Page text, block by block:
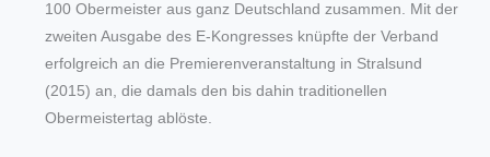
100 Obermeister aus ganz Deutschland zusammen. Mit der
zweiten Ausgabe des E-Kongresses knüpfte der Verband
erfolgreich an die Premierenveranstaltung in Stralsund
(2015) an, die damals den bis dahin traditionellen
Obermeistertag ablöste.